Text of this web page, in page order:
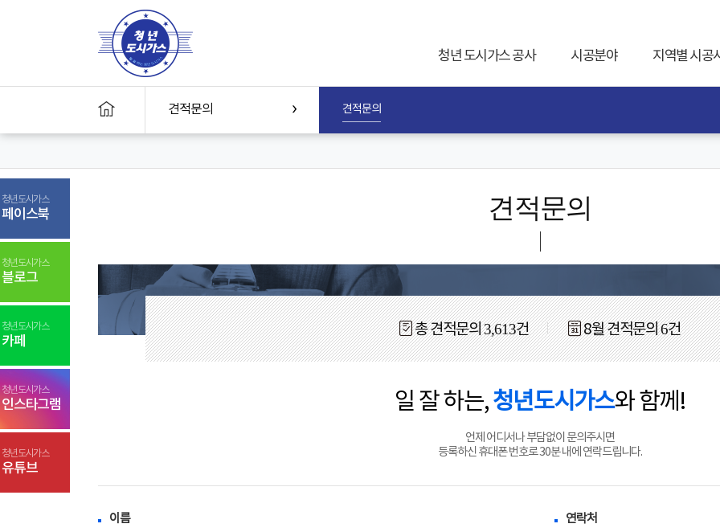
본
로
기
청년도시가스
페이스북
청년도시가스
블로그
청년도시가스
카페
청년도시가스
인스타그램
청년도시가스
유튜브
청년 도시가스 공사 시공분야 지역별 시공
견적문의 견적문의
견적문의
총 견적문의3,613건 8월 견적문의6건
일 잘 하는,청년도시가스와 함께!
언제 어디서나 부담없이 문의주시면
등록하신 휴대폰 번호로 30분 내에 연락드립니다.
이름 연락처